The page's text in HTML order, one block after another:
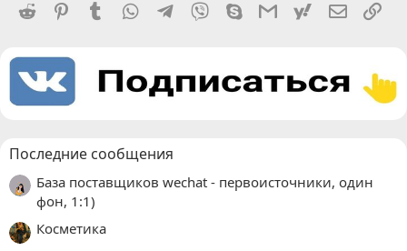
Reddit
PinterestTumblr WhatsAppTelegram
Viber SkypeGmailyahoomail
Последние сообщения
База поставщиков wechat - первоисточники, один
фон, 1:1)
Косметика